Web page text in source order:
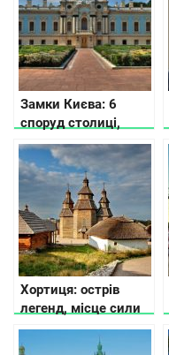
Замки Києва: 6
споруд столиці,
історії яких ви не
знали
Хортиця: острів
легенд, місце сили
та козацької слави